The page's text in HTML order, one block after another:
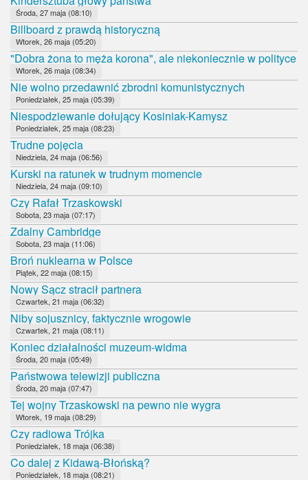
Środa, 27 maja (08:10)
Billboard z prawdą historyczną
Wtorek, 26 maja (05:20)
"Dobra żona to męża korona", ale niekoniecznie w polityce
Wtorek, 26 maja (08:34)
Nie wolno przedawnić zbrodni komunistycznych
Poniedziałek, 25 maja (05:39)
Niespodziewanie dołujący Kosiniak-Kamysz
Poniedziałek, 25 maja (08:23)
Trudne pojęcia
Niedziela, 24 maja (06:56)
Kurski na ratunek w trudnym momencie
Niedziela, 24 maja (09:10)
Czy Rafał Trzaskowski
Sobota, 23 maja (07:17)
Zdalny Cambridge
Sobota, 23 maja (11:06)
Broń nuklearna w Polsce
Piątek, 22 maja (08:15)
Nowy Sącz stracił partnera
Czwartek, 21 maja (06:32)
Niby sojusznicy, faktycznie wrogowie
Czwartek, 21 maja (08:11)
Koniec działalności muzeum-widma
Środa, 20 maja (05:49)
Państwowa telewizji publiczna
Środa, 20 maja (07:47)
Tej wojny Trzaskowski na pewno nie wygra
Wtorek, 19 maja (08:29)
Czy radiowa Trójka
Poniedziałek, 18 maja (06:38)
Co dalej z Kidawą-Błońską?
Poniedziałek, 18 maja (08:21)